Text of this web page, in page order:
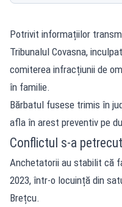
Potrivit informațiilor
Tribunalul Covasna,
comiterea infracțiunii de
în familie.
Bărbatul fusese trimis în
afla în arest preventiv pe
Conflictul s-a
Anchetatorii au stabilit că
2023, într-o locuință din
Brețcu.